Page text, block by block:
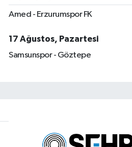
Amed - Erzurumspor FK
17 Ağustos, Pazartesi
Samsunspor - Göztepe